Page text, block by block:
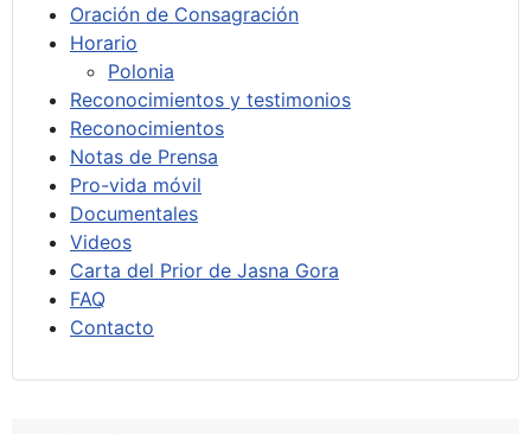
Oración de Consagración
Horario
Polonia
Reconocimientos y testimonios
Reconocimientos
Notas de Prensa
Pro-vida móvil
Documentales
Videos
Carta del Prior de Jasna Gora
FAQ
Contacto